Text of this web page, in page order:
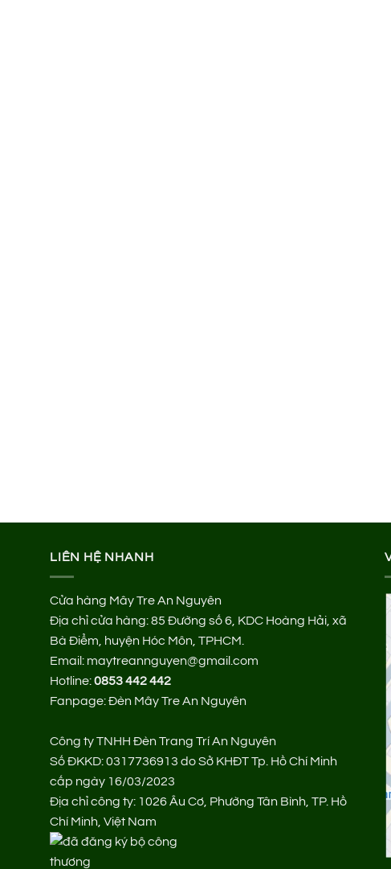
LIÊN HỆ NHANH
Cửa hàng Mây Tre An Nguyên
Địa chỉ cửa hàng:85 Đường số 6, KDC Hoàng Hải, xã
Bà Điểm, huyện Hóc Môn, TPHCM.
Email: maytreannguyen@gmail.com
Hotline:0853 442 442
Fanpage:Đèn Mây Tre An Nguyên
Công ty TNHH Đèn Trang Trí An Nguyên
Số ĐKKD: 0317736913 do Sở KHĐT Tp. Hồ Chí Minh
cấp ngày 16/03/2023
Địa chỉ công ty: 1026 Âu Cơ, Phường Tân Bình, TP. Hồ
Chí Minh, Việt Nam